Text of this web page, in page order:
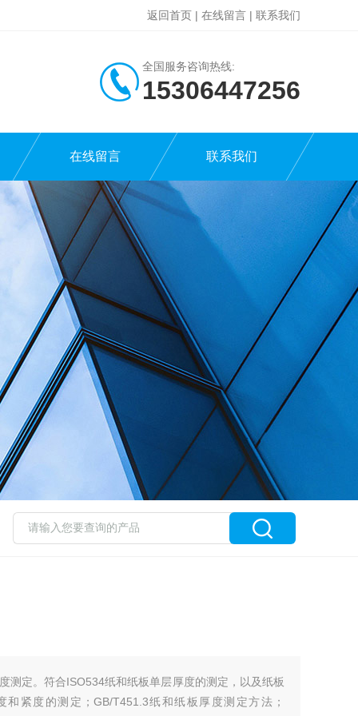
返回首页 | 在线留言 | 联系我们
全国服务咨询热线:
15306447256
在线留言 联系我们
测定。符合ISO534纸和纸板单层厚度的测定，以及纸板
紧度的测定；GB/T451.3纸和纸板厚度测定方法；